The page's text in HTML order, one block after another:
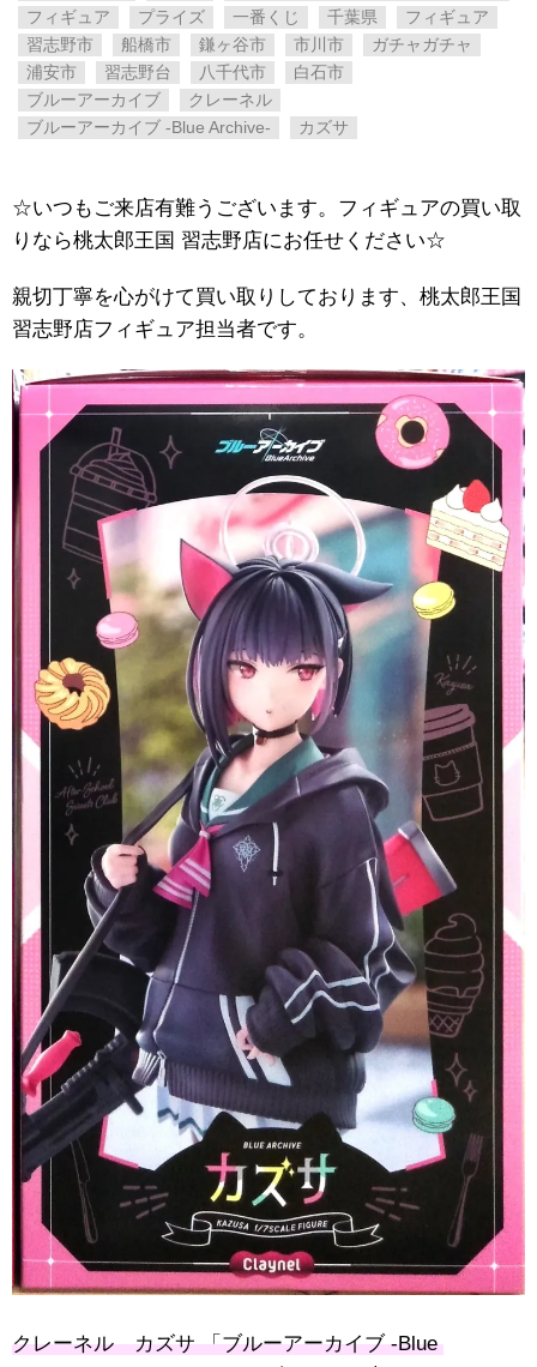
フィギュア
プライズ 一番くじ 千葉県
フィギュア
習志野市
船橋市 鎌ヶ谷市 市川市
ガチャガチャ
浦安市
習志野台 八千代市
白石市
ブルーアーカイブ
クレーネル
ブルーアーカイブ ​-Blue ​Archive-
カズサ
☆いつもご来店有難うございます。フィギュアの買い取
りなら桃太郎王国 習志野店にお任せください☆
親切丁寧を心がけて買い取りしております、桃太郎王国
習志野店フィギュア担当者です。
クレーネル カズサ ​「ブルーアーカイブ ​-Blue ​